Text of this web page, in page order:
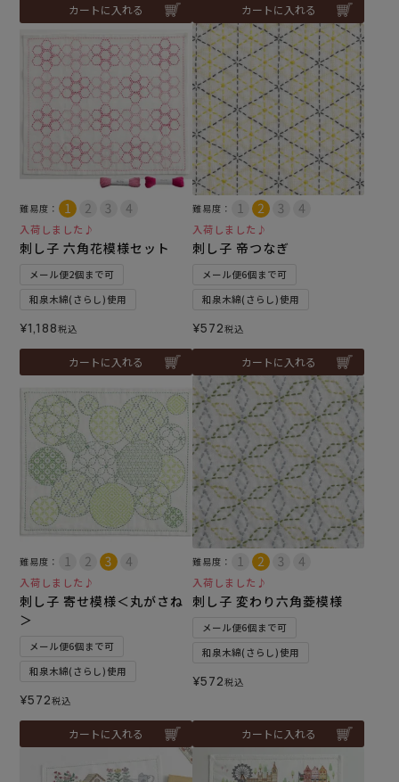
カートに入れる カートに入れる
難易度：
入荷しました♪
刺し子 六角花模様セット
メール便2個まで可
和泉木綿(さらし)使用
¥1,188税込
カートに入れる
難易度：
入荷しました♪
刺し子 帝つなぎ
メール便6個まで可
和泉木綿(さらし)使用
¥572税込
カートに入れる
難易度：
入荷しました♪
刺し子 寄せ模様＜丸がさね
＞
メール便6個まで可
和泉木綿(さらし)使用
¥572税込
カートに入れる
難易度：
入荷しました♪
刺し子 変わり六角菱模様
メール便6個まで可
和泉木綿(さらし)使用
¥572税込
カートに入れる